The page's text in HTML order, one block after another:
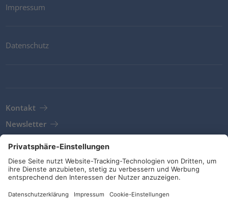
Impressum
Datenschutz
Kontakt
Newsletter
AGB
Richtlinien und Bekenntnisse